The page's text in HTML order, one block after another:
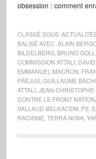
obsession : comment
CLASSÉ SOUS :
BALISÉ AVEC :ALAIN
BILDELBERG, BRUNO
COMMISSION ATTALI,
EMMANUEL MACRON
FRÉJUS, GUILLAUME
ATTALI, JEAN-
CONTRE LE FRONT
VALLAUD-BELKACEM PS,
RACISME TERRA NOVA,